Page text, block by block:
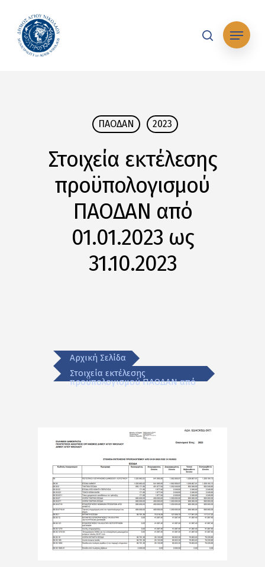
main
content
searchΜενού
ΠΑΟΔΑΝ 2023
Στοιχεία εκτέλεσης
προϋπολογισμού
ΠΑΟΔΑΝ από
01.01.2023 ως
31.10.2023
Αρχική Σελίδα
Στοιχεία εκτέλεσης
προϋπολογισμού ΠΑΟΔΑΝ από